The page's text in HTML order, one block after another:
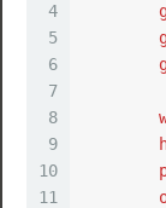
4
5
6
7
8
9
10
11